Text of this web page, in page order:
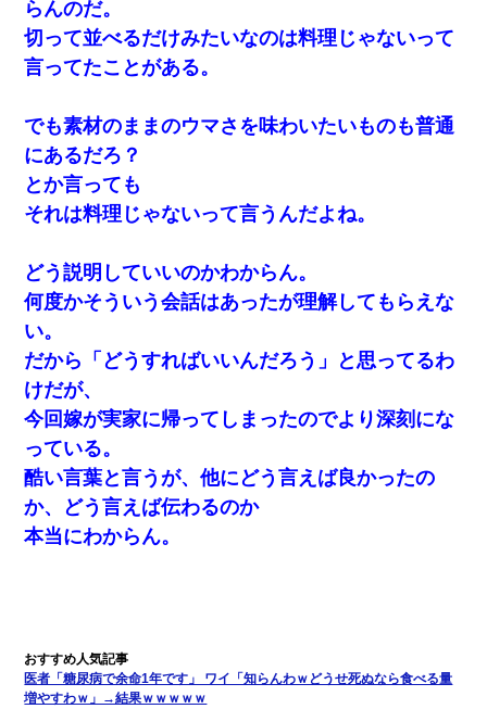
私が遺産を相続。→それを知った義両親が「旅行代金を出せ！」
「リフォーム費用を負担しろ！」「金の管理は私達がする！」と
浅ましくも集りにきた。
「パワハラを受けたから思い切って転職した」とSNSで呟いた
ら、速攻でパワハラかました元上司がLINEを送ってきた。
【ワロタ】姉から「肉食系14才、乳丸出し、毛はうっすら生えか
け」というタイトルで画像が送られてきた
夫の友達がBBQを定期的に開催して夫婦で参加してたんだけど、
女性側のリーダーみたいな人に「BBQは友達とやりなよ！」と言
われて…
体中に赤い蕁麻疹みたいなのができて、皮膚科にいったら「ジベ
ル薔薇色ひこう疹」という症状だと言われた
【悲報】姉と入浴中に大きくなってしまった結果ｗｗｗｗｗｗｗ
ｗ
妹が嘘つきな元カレと寄りを戻してしまったという話をしていた
ら、旦那の顔が曇って雰囲気が一転。そそくさと話を切り上げて
いつもより早く寝付いてしまった…｜生活｜ワロタあんてな
らんのだ。
切って並べるだけみたいなのは料理じゃないって
言ってたことがある。
でも素材のままのウマさを味わいたいものも普通
にあるだろ？
とか言っても
それは料理じゃないって言うんだよね。
どう説明していいのかわからん。
何度かそういう会話はあったが理解してもらえな
い。
だから「どうすればいいんだろう」と思ってるわ
けだが、
今回嫁が実家に帰ってしまったのでより深刻にな
っている。
酷い言葉と言うが、他にどう言えば良かったの
か、どう言えば伝わるのか
本当にわからん。
医者「糖尿病で余命1年です」 ワイ「知らんわｗどうせ死ぬなら食べる量
増やすわｗ」→結果ｗｗｗｗｗ